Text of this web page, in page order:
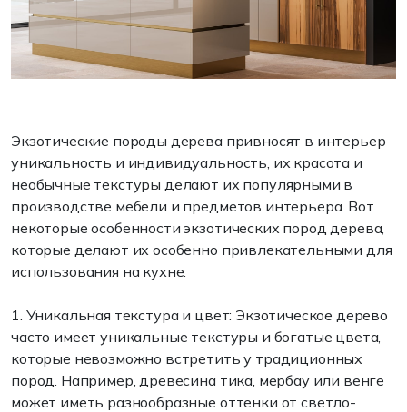
Экзотические породы дерева привносят в интерьер
уникальность и индивидуальность, их красота и
необычные текстуры делают их популярными в
производстве мебели и предметов интерьера. Вот
некоторые особенности экзотических пород дерева,
которые делают их особенно привлекательными для
использования на кухне:
1. Уникальная текстура и цвет: Экзотическое дерево
часто имеет уникальные текстуры и богатые цвета,
которые невозможно встретить у традиционных
пород. Например, древесина тика, мербау или венге
может иметь разнообразные оттенки от светло-